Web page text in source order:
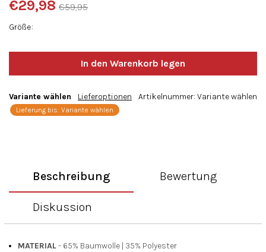
Größe
€59,95
€29,98
Variante wählen
Lieferung bis: Variante wählen
Lieferoptionen Artikelnummer: Variante wählen
ist
0,0
Beschreibung Bewertung
Diskussion
MATERIAL- 65% Baumwolle | 35% Polyester